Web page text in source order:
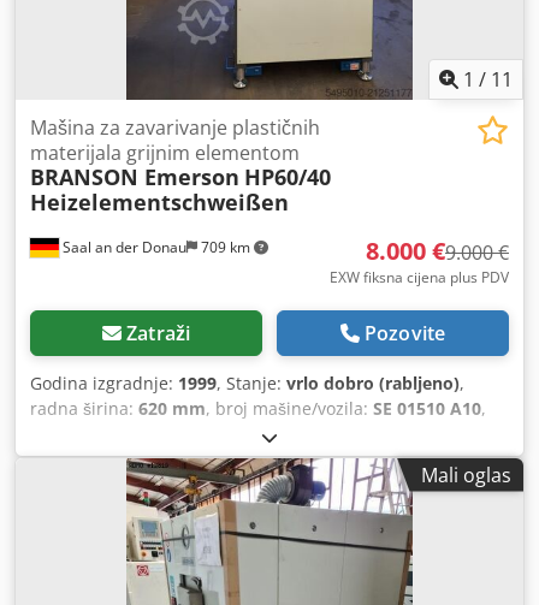
1 / 11
Saal an der Donau 709 km
Mašina za zavarivanje plastičnih
materijala grijnim elementom
BRANSON Emerson HP60/40
Heizelementschweißen
8.000 €9.000 €
EXW fiksna cijena plus PDV
Zatraži Pozovite
Godina izgradnje: 1999, Stanje: vrlo dobro (rabljeno),
radna širina: 620 mm, broj mašine/vozila: SE 01510 A10,
Mali oglas